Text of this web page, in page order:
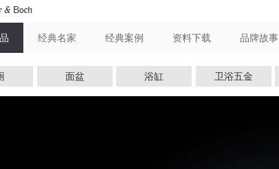
经典名家 经典案例 资料下载 品牌故事
面盆 浴缸 卫浴五金